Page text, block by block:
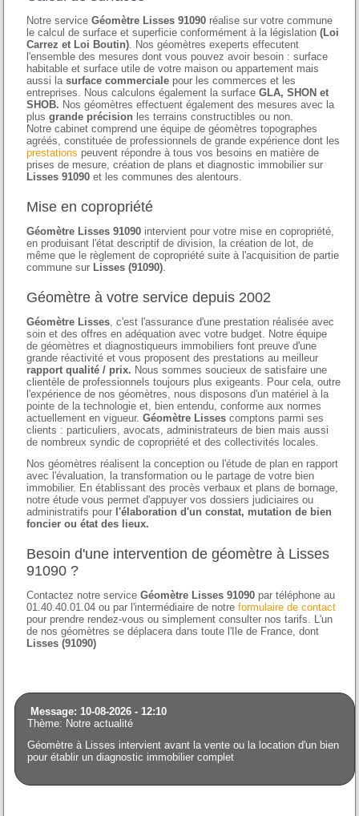
Notre serviceGéomètre Lisses 91090 réalise sur votre commune
le calcul de surface et superficie conformément à la législation(Loi
Carrez et Loi Boutin). Nos géomètres exeperts effecutent
l'ensemble des mesures dont vous pouvez avoir besoin : surface
habitable et surface utile de votre maison ou appartement mais
aussi lasurface commerciale pour les commerces et les
entreprises. Nous calculons également la surfaceGLA, SHON et
SHOB. Nos géomètres effectuent également des mesures avec la
plusgrande précision les terrains constructibles ou non.
Notre cabinet comprend une équipe de géomètres topographes
agréés, constituée de professionnels de grande expérience dont les
prestations peuvent répondre à tous vos besoins en matière de
prises de mesure, création de plans et diagnostic immobilier sur
Lisses 91090 et les communes des alentours.
Mise en copropriété
Géomètre Lisses 91090 intervient pour votre mise en copropriété,
en produisant l'état descriptif de division, la création de lot, de
même que le règlement de copropriété suite à l'acquisition de partie
commune sur Lisses (91090).
Géomètre à votre service depuis 2002
Géomètre Lisses, c'est l'assurance d'une prestation réalisée avec
soin et des offres en adéquation avec votre budget. Notre équipe
de géomètres et diagnostiqueurs immobiliers font preuve d'une
grande réactivité et vous proposent des prestations au meilleur
rapport qualité / prix. Nous sommes soucieux de satisfaire une
clientèle de professionnels toujours plus exigeants. Pour cela, outre
l'expérience de nos géomètres, nous disposons d'un matériel à la
pointe de la technologie et, bien entendu, conforme aux normes
actuellement en vigueur.Géomètre Lisses comptons parmi ses
clients : particuliers, avocats, administrateurs de bien mais aussi
de nombreux syndic de copropriété et des collectivités locales.
Nos géomètres réalisent la conception ou l'étude de plan en rapport
avec l'évaluation, la transformation ou le partage de votre bien
immobilier. En établissant des procès verbaux et plans de bornage,
notre étude vous permet d'appuyer vos dossiers judiciaires ou
administratifs pour l'élaboration d'un constat, mutation de bien
foncier ou état des lieux.
Besoin d'une intervention de géomètre à Lisses
91090 ?
Contactez notre serviceGéomètre Lisses 91090 par téléphone au
01.40.40.01.04 ou par l'intermédiaire de notreformulaire de contact
pour prendre rendez-vous ou simplement consulter nos tarifs. L'un
de nos géomètres se déplacera dans toute l'Ile de France, dont
Lisses (91090)
Message: 10-08-2026 - 12:10
Thème: Notre actualité
Géomètre à Lisses intervient avant la vente ou la location d'un bien
pour établir un diagnostic immobilier complet